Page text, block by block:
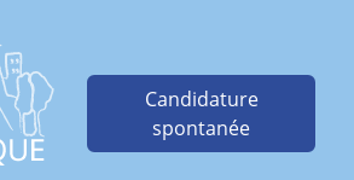
Candidature
spontanée